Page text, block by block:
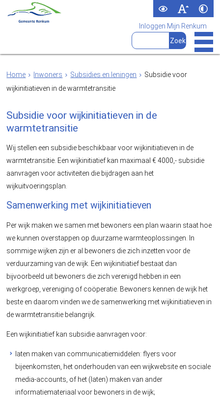
Inloggen Mijn Renkum
Home Inwoners Subsidies en leningen
Subsidie voor
wijkinitiatieven in de warmtetransitie
Subsidie voor wijkinitiatieven in de
warmtetransitie
Wij stellen een subsidie beschikbaar voor wijkinitiatieven in de
warmtetransitie. Een wijkinitiatief kan maximaal € 4000,- subsidie
aanvragen voor activiteiten die bijdragen aan het
wijkuitvoeringsplan.
Samenwerking met wijkinitiatieven
Per wijk maken we samen met bewoners een plan waarin staat hoe
we kunnen overstappen op duurzame warmteoplossingen. In
sommige wijken zijn er al bewoners die zich inzetten voor de
verduurzaming van de wijk. Een wijkinitiatief bestaat dan
bijvoorbeeld uit bewoners die zich verenigd hebben in een
werkgroep, vereniging of coöperatie. Bewoners kennen de wijk het
beste en daarom vinden we de samenwerking met wijkinitiatieven in
de warmtetransitie belangrijk.
Een wijkinitiatief kan subsidie aanvragen voor:
laten maken van communicatiemiddelen: flyers voor
bijeenkomsten, het onderhouden van een wijkwebsite en sociale
media-accounts, of het (laten) maken van ander
informatiemateriaal voor bewoners in de wijk;